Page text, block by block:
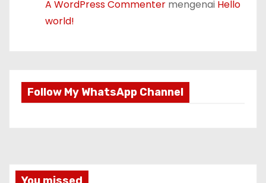
A WordPress Commenter mengenai Hello
world!
Follow My WhatsApp Channel
You missed